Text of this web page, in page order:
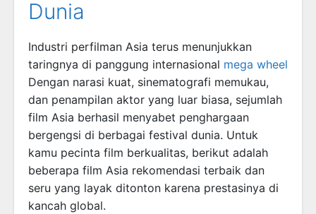
Dunia
Industri perfilman Asia terus menunjukkan
taringnya di panggung internasional mega wheel
Dengan narasi kuat, sinematografi memukau,
dan penampilan aktor yang luar biasa, sejumlah
film Asia berhasil menyabet penghargaan
bergengsi di berbagai festival dunia. Untuk
kamu pecinta film berkualitas, berikut adalah
beberapa film Asia rekomendasi terbaik dan
seru yang layak ditonton karena prestasinya di
kancah global.